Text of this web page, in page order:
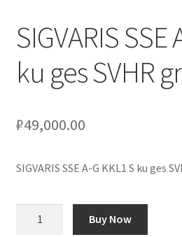
SIGVARIS SSE
ku ges SVHR
₽49,000.00
SIGVARIS SSE A-G KKL1 S ku ges
Buy Now